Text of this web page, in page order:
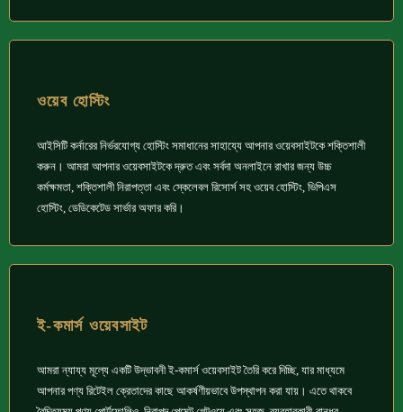
ওয়েব হোস্টিং
আইসিটি কর্নারের নির্ভরযোগ্য হোস্টিং সমাধানের সাহায্যে আপনার ওয়েবসাইটকে শক্তিশালী
করুন। আমরা আপনার ওয়েবসাইটকে দ্রুত এবং সর্বদা অনলাইনে রাখার জন্য উচ্চ
কর্মক্ষমতা, শক্তিশালী নিরাপত্তা এবং স্কেলেবল রিসোর্স সহ ওয়েব হোস্টিং, ভিপিএস
হোস্টিং, ডেডিকেটেড সার্ভার অফার করি।
ই-কমার্স ওয়েবসাইট
আমরা ন্যায্য মূল্যে একটি উদ্ভাবনী ই-কমার্স ওয়েবসাইট তৈরি করে দিচ্ছি, যার মাধ্যমে
আপনার পণ্য রিটেইল ক্রেতাদের কাছে আকর্ষণীয়ভাবে উপস্থাপন করা যায়। এতে থাকবে